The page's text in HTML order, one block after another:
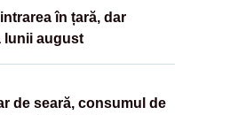
în țară, dar
lunii august
de seară, consumul de